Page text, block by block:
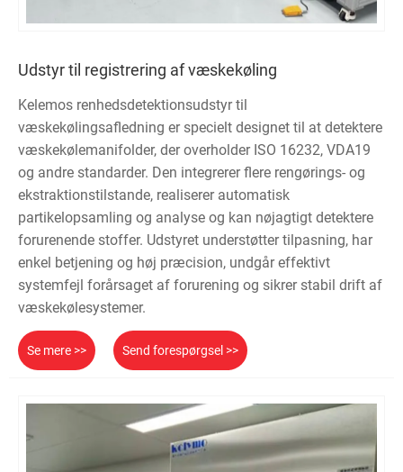
Udstyr til registrering af væskekøling
Kelemos renhedsdetektionsudstyr til
væskekølingsafledning er specielt designet til at detektere
væskekølemanifolder, der overholder ISO 16232, VDA19
og andre standarder. Den integrerer flere rengørings- og
ekstraktionstilstande, realiserer automatisk
partikelopsamling og analyse og kan nøjagtigt detektere
forurenende stoffer. Udstyret understøtter tilpasning, har
enkel betjening og høj præcision, undgår effektivt
systemfejl forårsaget af forurening og sikrer stabil drift af
væskekølesystemer.
Se mere >> Send forespørgsel >>